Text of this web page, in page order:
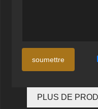
soumettre
PLUS DE